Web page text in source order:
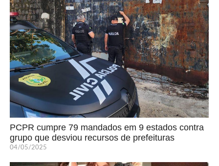
PCPR cumpre 79 mandados em 9 estados contra
grupo que desviou recursos de prefeituras
04/05/2025